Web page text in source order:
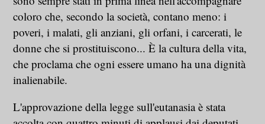
coloro che, secondo la società, contano meno: i
poveri, i malati, gli anziani, gli orfani, i carcerati, le
donne che si prostituiscono... È la cultura della vita,
che proclama che ogni essere umano ha una dignità
inalienabile.
L'approvazione della legge sull'eutanasia è stata